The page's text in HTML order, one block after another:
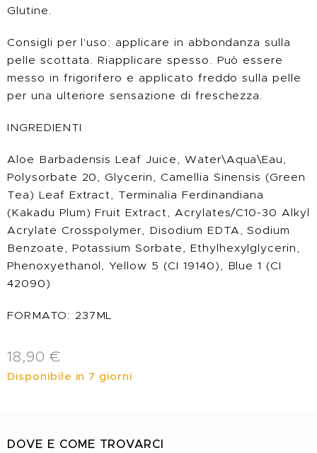
Glutine.
Consigli per l'uso: applicare in abbondanza sulla
pelle scottata. Riapplicare spesso. Può essere
messo in frigorifero e applicato freddo sulla pelle
per una ulteriore sensazione di freschezza.
INGREDIENTI
Aloe Barbadensis Leaf Juice, Water\Aqua\Eau,
Polysorbate 20, Glycerin, Camellia Sinensis (Green
Tea) Leaf Extract, Terminalia Ferdinandiana
(Kakadu Plum) Fruit Extract, Acrylates/C10-30 Alkyl
Acrylate Crosspolymer, Disodium EDTA, Sodium
Benzoate, Potassium Sorbate, Ethylhexylglycerin,
Phenoxyethanol, Yellow 5 (CI 19140), Blue 1 (CI
42090)
FORMATO: 237ML
18,90 €
Disponibile in 7 giorni
DOVE E COME TROVARCI